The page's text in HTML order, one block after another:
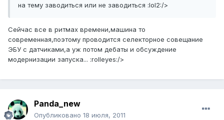
на тему заводиться или не заводиться :lol2:/>
Сейчас все в ритмах времени,машина то
современная,поэтому проводится селекторное совещание
ЭБУ с датчиками,а уж потом дебаты и обсуждение
модернизации запуска... :rolleyes:/>
Panda_new
Опубликовано 18 июля, 2011